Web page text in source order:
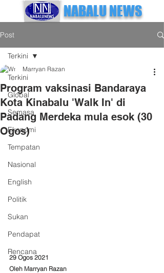
NABALU NEWS
Post
Terkini
Global
Semasa
Ekonomi
Tempatan
Nasional
English
Politik
Sukan
Pendapat
Rencana
Terkini
Program vaksinasi Bandaraya
Kota Kinabalu 'Walk In' di
Padang Merdeka mula esok (30
Ogos)
Marryan Razan
29 Ogos 2021
Oleh Marryan Razan